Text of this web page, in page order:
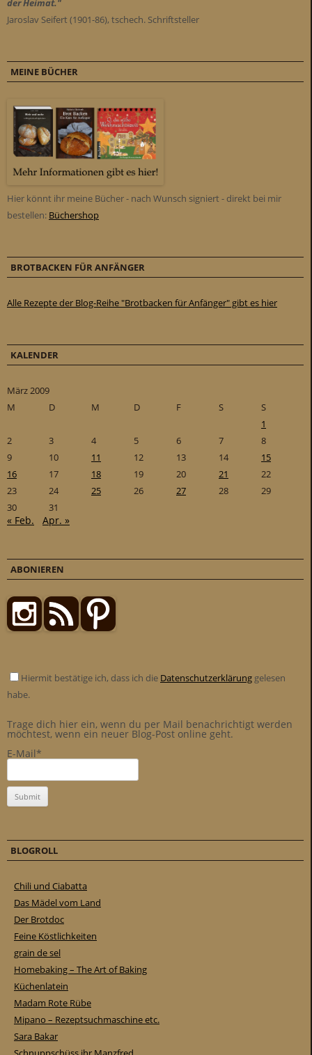
der Heimat."
Jaroslav Seifert (1901-86), tschech. Schriftsteller
MEINE BÜCHER
Hier könnt ihr meine Bücher - nach Wunsch signiert - direkt bei mir
bestellen: Büchershop
BROTBACKEN FÜR ANFÄNGER
Alle Rezepte der Blog-Reihe "Brotbacken für Anfänger" gibt es hier
KALENDER
März 2009
M
D M D F S
S
1
2
3 4 5 6 7
8
9
10 11 12 13 14
15
16
17 18 19 20 21
22
23
24 25 26 27 28
29
30
31
« Feb. Apr. »
ABONIEREN
Hiermit bestätige ich, dass ich die Datenschutzerklärung gelesen
habe.
Trage dich hier ein, wenn du per Mail benachrichtigt werden
möchtest, wenn ein neuer Blog-Post online geht.
E-Mail*
BLOGROLL
Chili und Ciabatta
Das Mädel vom Land
Der Brotdoc
Feine Köstlichkeiten
grain de sel
Homebaking – The Art of Baking
Küchenlatein
Madam Rote Rübe
Mipano – Rezeptsuchmaschine etc.
Sara Bakar